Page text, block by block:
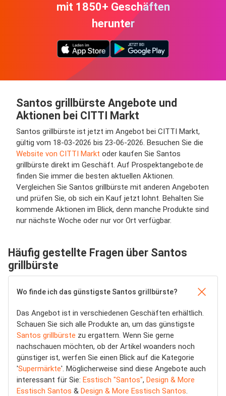
mit 1850+ Geschäften
herunter
Santos grillbürste Angebote und
Aktionen bei CITTI Markt
Santos grillbürste ist jetzt im Angebot bei CITTI Markt,
gültig vom 18-03-2026 bis 23-06-2026. Besuchen Sie die
Website von CITTI Markt oder kaufen Sie Santos
grillbürste direkt im Geschäft. Auf Prospektangebote.de
finden Sie immer die besten aktuellen Aktionen.
Vergleichen Sie Santos grillbürste mit anderen Angeboten
und prüfen Sie, ob sich ein Kauf jetzt lohnt. Behalten Sie
kommende Aktionen im Blick, denn manche Produkte sind
nur nächste Woche oder nur vor Ort verfügbar.
Häufig gestellte Fragen über Santos
grillbürste
Wo finde ich das günstigste Santos grillbürste?
Das Angebot ist in verschiedenen Geschäften erhältlich.
Schauen Sie sich alle Produkte an, um das günstigste
Santos grillbürste zu ergattern. Wenn Sie gerne
nachschauen möchten, ob der Artikel woanders noch
günstiger ist, werfen Sie einen Blick auf die Kategorie
'Supermärkte'. Möglicherweise sind diese Angebote auch
interessant für Sie: Esstisch "Santos", Design & More
Esstisch Santos & Design & More Esstisch Santos.